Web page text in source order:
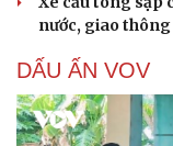
nước, giao thông
DẤU ẤN VOV